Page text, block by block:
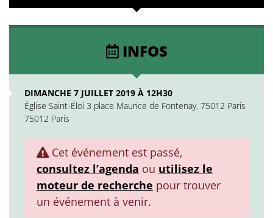
INFOS
DIMANCHE 7 JUILLET 2019 À 12H30
Église Saint-Éloi 3 place Maurice de Fontenay, 75012 Paris
75012 Paris
Cet événement est passé,
consultez l’agenda ou utilisez le
moteur de recherche pour trouver
un événement à venir.